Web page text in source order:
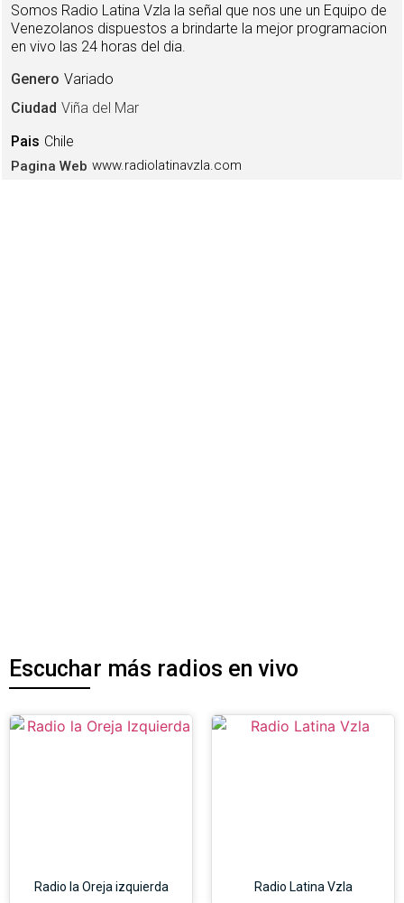
Somos Radio Latina Vzla la señal que nos une un Equipo de
Venezolanos dispuestos a brindarte la mejor programacion
en vivo las 24 horas del dia.
Genero Variado
Ciudad Viña del Mar
Pais Chile
Pagina Web www.radiolatinavzla.com
Escuchar más radios en vivo
Radio la Oreja izquierda Radio Latina Vzla